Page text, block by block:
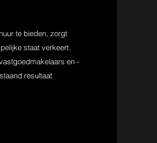
te bieden, zorgt
staat verkeert.
en -
resultaat